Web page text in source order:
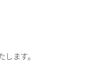
ます。